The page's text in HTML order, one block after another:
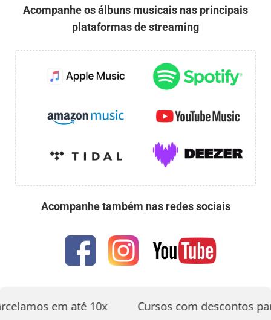
Acompanhe os álbuns musicais nas principais
plataformas de streaming
Acompanhe também nas redes sociais
em até 10x Cursos com descontos